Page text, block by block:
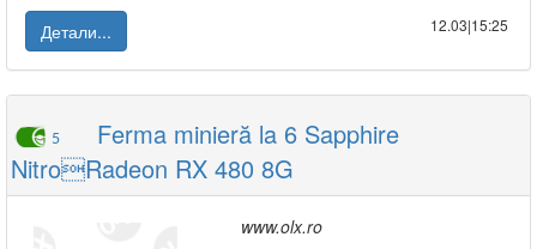
Детали...
12.03|15:25
5
Ferma minieră la 6 Sapphire
NitroRadeon RX 480 8G
www.olx.ro